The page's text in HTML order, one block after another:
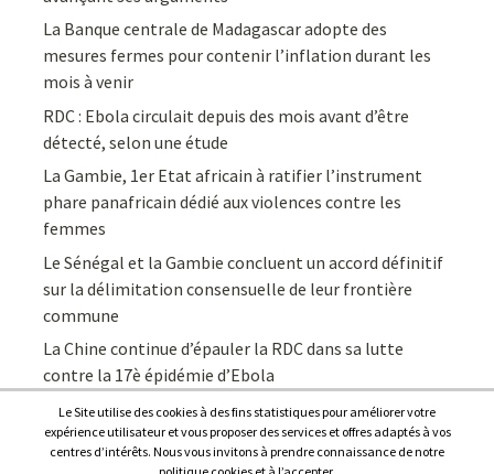
La Banque centrale de Madagascar adopte des
mesures fermes pour contenir l’inflation durant les
mois à venir
RDC : Ebola circulait depuis des mois avant d’être
détecté, selon une étude
La Gambie, 1er Etat africain à ratifier l’instrument
phare panafricain dédié aux violences contre les
femmes
Le Sénégal et la Gambie concluent un accord définitif
sur la délimitation consensuelle de leur frontière
commune
La Chine continue d’épauler la RDC dans sa lutte
contre la 17è épidémie d’Ebola
Le Site utilise des cookies à des fins statistiques pour améliorer votre
expérience utilisateur et vous proposer des services et offres adaptés à vos
centres d’intérêts. Nous vous invitons à prendre connaissance de notre